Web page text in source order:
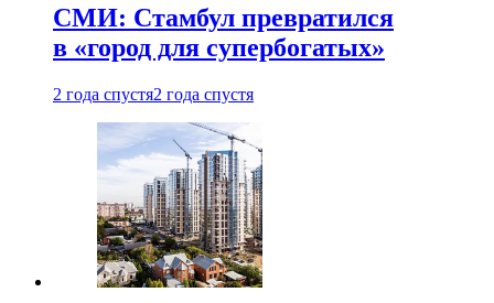
СМИ: Стамбул превратился
в «город для супербогатых»
2 года спустя2 года спустя